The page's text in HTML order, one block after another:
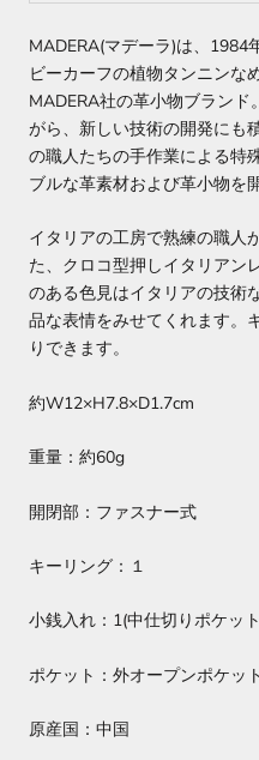
MADERA(マデーラ)は、1984
ビーカーフの植物タンニンな
MADERA社の革小物ブラン
がら、新しい技術の開発にも
の職人たちの手作業による特
ブルな革素材および革小物を
イタリアの工房で熟練の職人
た、クロコ型押しイタリアン
のある色見はイタリアの技術
品な表情をみせてくれます。
りできます。
約W12×H7.8×D1.7cm
重量：約60g
開閉部：ファスナー式
キーリング：１
小銭入れ：1(中仕切りポケッ
ポケット：外オープンポケッ
原産国：中国